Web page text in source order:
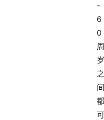
-
6
0
周
岁
之
间
都
可